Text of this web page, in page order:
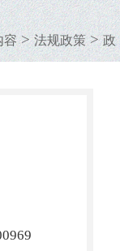
容>法规政策>政